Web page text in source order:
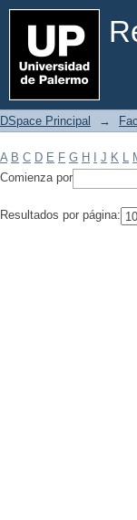
Filtrar por:
DSpace Principal →
A B C D E F G H J K L
Comienza por
Resultados por página: